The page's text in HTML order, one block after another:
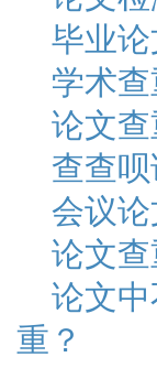
毕业
学术
论文
查查
会议
论文
论文
重？